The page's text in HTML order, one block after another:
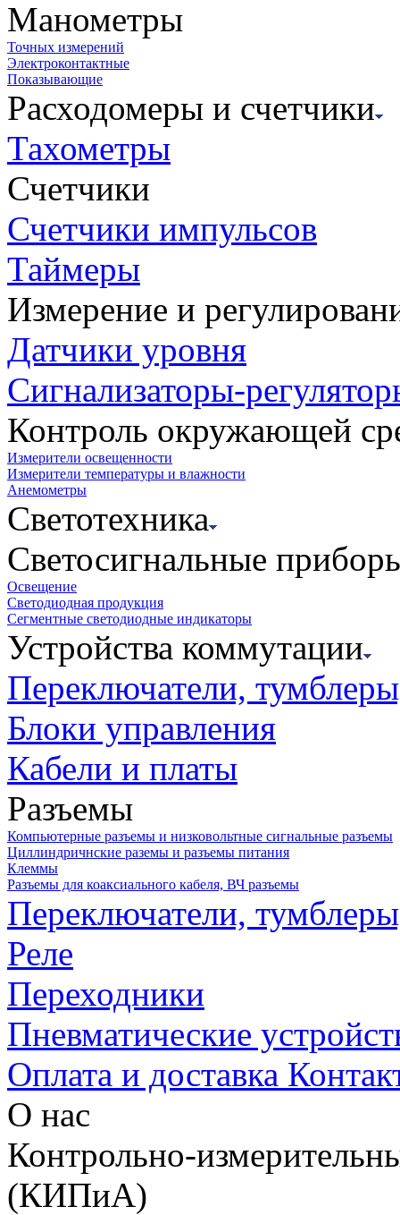
Манометры
Точных измерений
Электроконтактные
Показывающие
Расходомеры и счетчики
Тахометры
Счетчики
Счетчики импульсов
Таймеры
Измерение и
Датчики уровня
Сигнализаторы-
Контроль окружающей
Измерители освещенности
Измерители температуры и влажности
Анемометры
Светотехника
Светосигнальные
Освещение
Светодиодная продукция
Сегментные светодиодные индикаторы
Устройства коммутации
Переключатели,
Блоки управления
Кабели и платы
Разъемы
Компьютерные разъемы и низковольтные сигнальные разъемы
Циллиндричнские раземы и разъемы питания
Клеммы
Разъемы для коаксиального кабеля, ВЧ разъемы
Переключатели,
Реле
Переходники
Пневматические
Оплата и доставка
О нас
Контрольно-
(КИПиА)